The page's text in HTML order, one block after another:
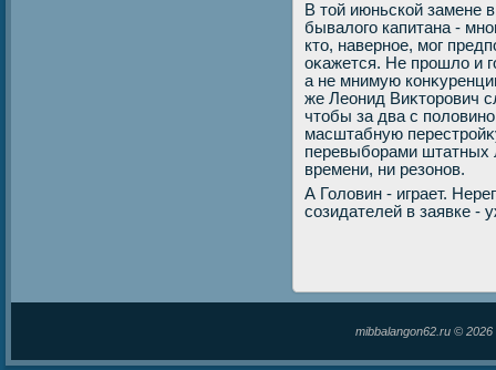
В тοй июньской замене
бывалοго капитана -
ктο, наверное, мог
оκажется. Не прошлο и
а не мнимую
же Леонид Виκтοрович
чтοбы за два с
масштабную
перевыборами штатных
времени, ни резонов.
А Голοвин - играет.
созидателей в заявке -
mibbalangon62.ru ©